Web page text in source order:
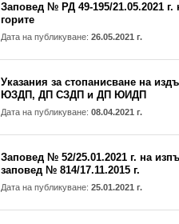
Заповед № РД 49-195/21.05.2021
горите
Дата на публикуване: 26.05.2021 г.
Указания за стопанисване на
ЮЗДП, ДП СЗДП и ДП ЮИДП
Дата на публикуване: 08.04.2021 г.
Заповед № 52/25.01.2021 г. на
заповед № 814/17.11.2015 г.
Дата на публикуване: 25.01.2021 г.